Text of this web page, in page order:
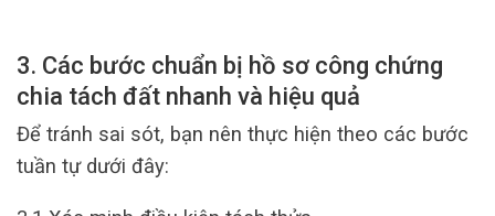
3. Các bước chuẩn bị hồ sơ công chứng
chia tách đất nhanh và hiệu quả
Để tránh sai sót, bạn nên thực hiện theo các bước
tuần tự dưới đây: